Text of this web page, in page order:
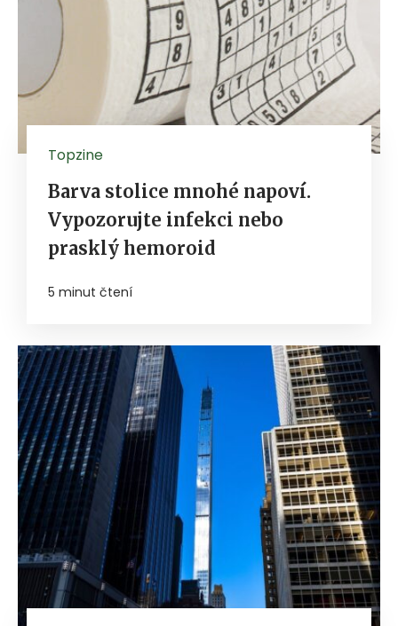
Topzine
Barva stolice mnohé napoví.
Vypozorujte infekci nebo
prasklý hemoroid
5 minut čtení